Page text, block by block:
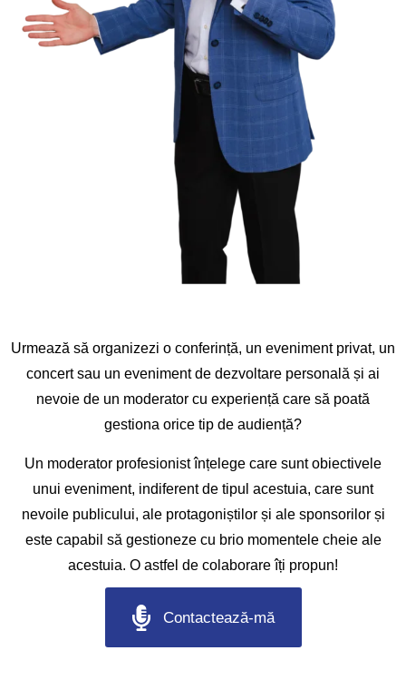
Urmează să organizezi o conferință, un eveniment privat, un
concert sau un eveniment de dezvoltare personală și ai
nevoie de un moderator cu experiență care să poată
gestiona orice tip de audiență?
Un moderator profesionist înțelege care sunt obiectivele
unui eveniment, indiferent de tipul acestuia, care sunt
nevoile publicului, ale protagoniștilor și ale sponsorilor și
este capabil să gestioneze cu brio momentele cheie ale
acestuia. O astfel de colaborare îți propun!
Contactează-mă